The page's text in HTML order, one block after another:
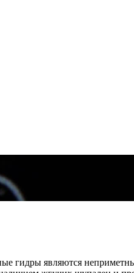
гидры являются